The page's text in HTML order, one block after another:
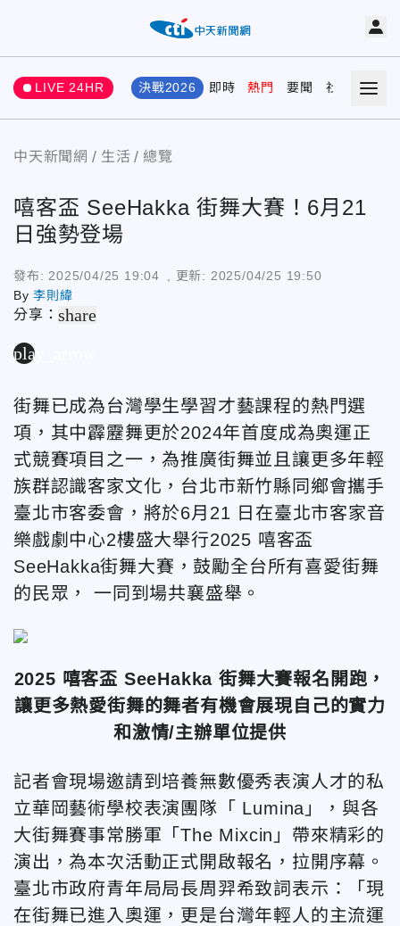
LIVE 24HR 決戰2026 即時 熱門 要聞 社會 娛樂
中天新聞網 生活 總覽
嘻客盃 SeeHakka 街舞大賽！6月21
日強勢登場
發布: 2025/04/25 19:04 , 更新: 2025/04/25 19:50
By李則緯
分享：share
play_arrow
街舞已成為台灣學生學習才藝課程的熱門選
項，其中霹靂舞更於2024年首度成為奧運正
式競賽項目之一，為推廣街舞並且讓更多年輕
族群認識客家文化，台北市新竹縣同鄉會攜手
臺北市客委會，將於6月21 日在臺北市客家音
樂戲劇中心2樓盛大舉行2025 嘻客盃
SeeHakka街舞大賽，鼓勵全台所有喜愛街舞
的民眾， 一同到場共襄盛舉。
2025 嘻客盃 SeeHakka 街舞大賽報名開跑，
讓更多熱愛街舞的舞者有機會展現自己的實力
和激情/主辦單位提供
記者會現場邀請到培養無數優秀表演人才的私
立華岡藝術學校表演團隊「 Lumina」，與各
大街舞賽事常勝軍「The Mixcin」帶來精彩的
演出，為本次活動正式開啟報名，拉開序幕。
臺北市政府青年局局長周羿希致詞表示：「現
在街舞已進入奧運，更是台灣年輕人的主流運